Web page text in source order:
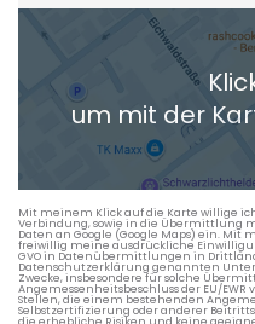
Heimatadresse oder
+ Aktuellen Standort
Die berechneten
Verkehrsdaten eines
um mit der
Mit meinem Klick auf die Karte willige
Verbindung, sowie in die Übermittlung
Daten an Google (Google Maps) ein.
freiwillig meine ausdrückliche
GVO in Datenübermittlungen in
Datenschutzerklärung genannten
Zwecke, insbesondere für solche
Angemessenheitsbeschluss der EU/
Stellen, die einem bestehenden
Selbstzertifizierung oder anderer